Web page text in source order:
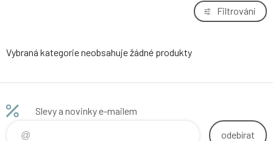
Filtrování
Vybraná kategorie neobsahuje žádné produkty
Slevy a novinky e-mailem
odebírat